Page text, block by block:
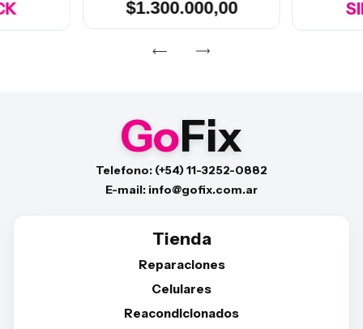
$1.300.000,00
GoFix
Telefono: (+54) 11-3252-0882
E-mail: info@gofix.com.ar
Tienda
Reparaciones
Celulares
Reacondicionados